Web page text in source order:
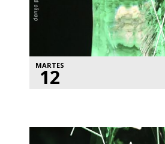
MARTES
12